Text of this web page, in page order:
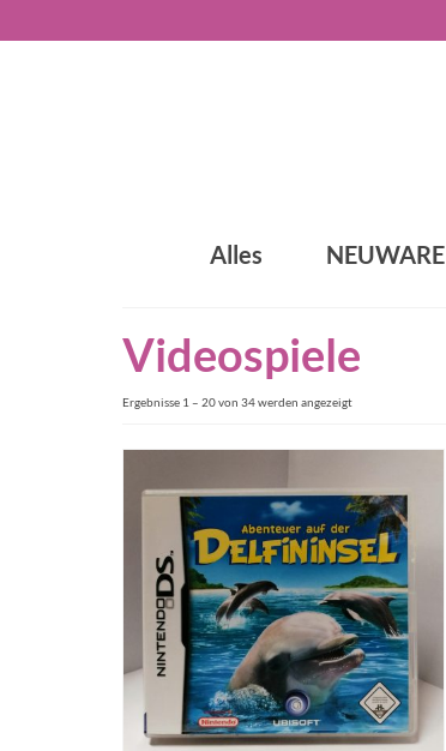
Alles NEUWARE
Videospiele
Ergebnisse 1 – 20 von 34 werden angezeigt